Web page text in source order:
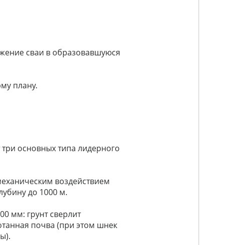
сваи в образовавшуюся
плану.
основных типа лидерного
воздействием
до 1000 м.
мм: грунт сверлит
почва (при этом шнек